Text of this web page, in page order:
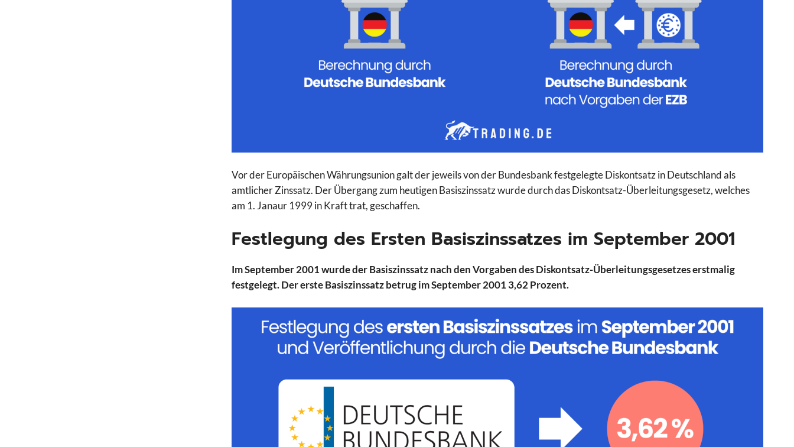
Vor der Europäischen Währungsunion galt der jeweils von der Bundesbank festgelegte Diskontsatz in Deutschland als
amtlicher Zinssatz. Der Übergang zum heutigen Basiszinssatz wurde durch das Diskontsatz-Überleitungsgesetz, welches
am 1. Janaur 1999 in Kraft trat, geschaffen.
Festlegung des Ersten Basiszinssatzes im September 2001
Im September 2001 wurde der Basiszinssatz nach den Vorgaben des Diskontsatz-Überleitungsgesetzes erstmalig
festgelegt. Der erste Basiszinssatz betrug im September 2001 3,62 Prozent.